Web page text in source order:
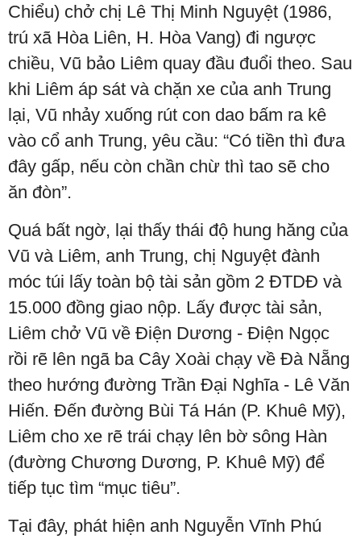
Chiểu) chở chị Lê Thị Minh Nguyệt (1986,
trú xã Hòa Liên, H. Hòa Vang) đi ngược
chiều, Vũ bảo Liêm quay đầu đuổi theo. Sau
khi Liêm áp sát và chặn xe của anh Trung
lại, Vũ nhảy xuống rút con dao bấm ra kê
vào cổ anh Trung, yêu cầu: “Có tiền thì đưa
đây gấp, nếu còn chần chừ thì tao sẽ cho
ăn đòn”.
Quá bất ngờ, lại thấy thái độ hung hăng của
Vũ và Liêm, anh Trung, chị Nguyệt đành
móc túi lấy toàn bộ tài sản gồm 2 ĐTDĐ và
15.000 đồng giao nộp. Lấy được tài sản,
Liêm chở Vũ về Điện Dương - Điện Ngọc
rồi rẽ lên ngã ba Cây Xoài chạy về Đà Nẵng
theo hướng đường Trần Đại Nghĩa - Lê Văn
Hiến. Đến đường Bùi Tá Hán (P. Khuê Mỹ),
Liêm cho xe rẽ trái chạy lên bờ sông Hàn
(đường Chương Dương, P. Khuê Mỹ) để
tiếp tục tìm “mục tiêu”.
Tại đây, phát hiện anh Nguyễn Vĩnh Phú